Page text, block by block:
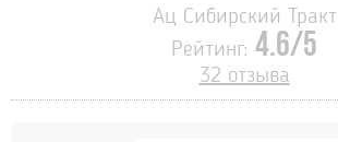
Ац Сибирский Тракт
Рейтинг: 4.6/5
32 отзыва